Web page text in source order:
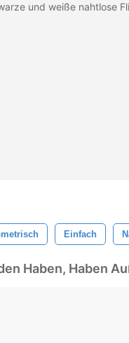
und weiße nahtlose
Einfach
Haben, Haben